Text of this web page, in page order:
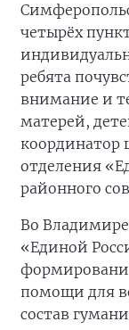
четырёх
ребята
внимание и
матерей,
координатор
отделения
районного
Во
«Единой
помощи для
состав